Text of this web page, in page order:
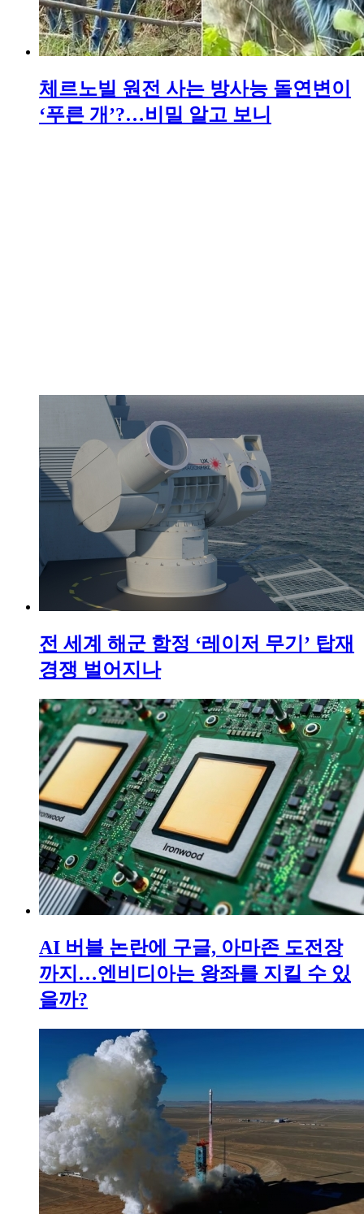
체르노빌 원전 사는 방사능 돌연변이
‘푸른 개’?…비밀 알고 보니
전 세계 해군 함정 ‘레이저 무기’ 탑재
경쟁 벌어지나
AI 버블 논란에 구글, 아마존 도전장
까지…엔비디아는 왕좌를 지킬 수 있
을까?